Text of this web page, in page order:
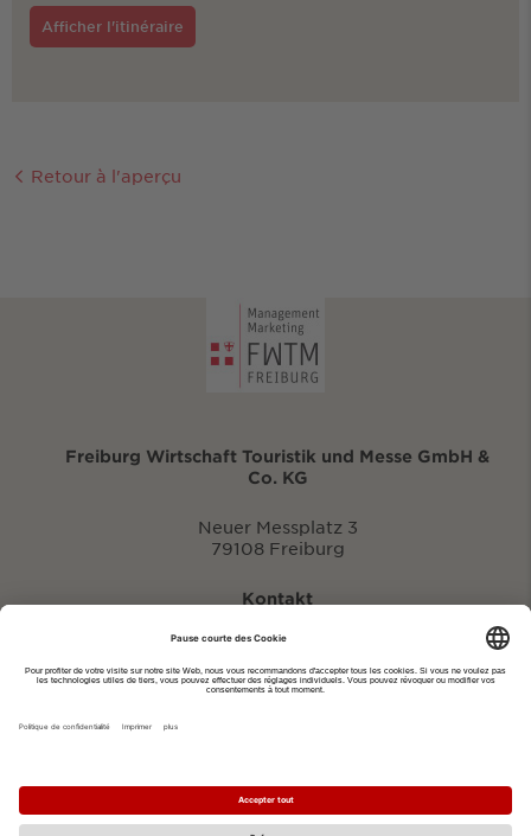
Afficher l'itinéraire
Retour à l'aperçu
Freiburg Wirtschaft Touristik und Messe GmbH &
Co. KG
Neuer Messplatz 3
79108 Freiburg
Kontakt
eventportal@fwtm.de
Imprimer